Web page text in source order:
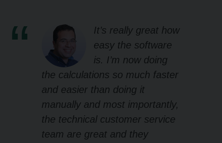
It’s really great how
easy the software
is. I’m now doing
the calculations so much faster
and easier than doing it
manually and most importantly,
the technical customer service
team are great and they